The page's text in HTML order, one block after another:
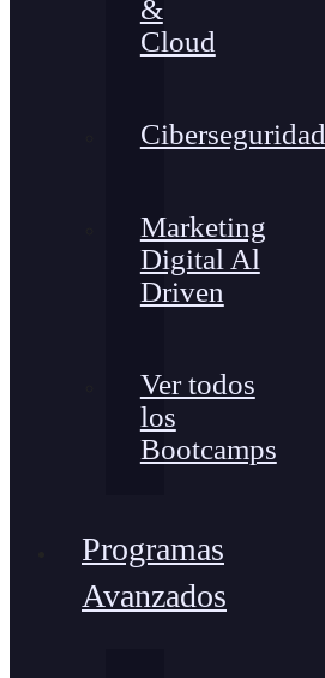
&
Cloud
Ciberseguridad
Marketing
Digital Al
Driven
Ver todos
los
Bootcamps
Programas
Avanzados